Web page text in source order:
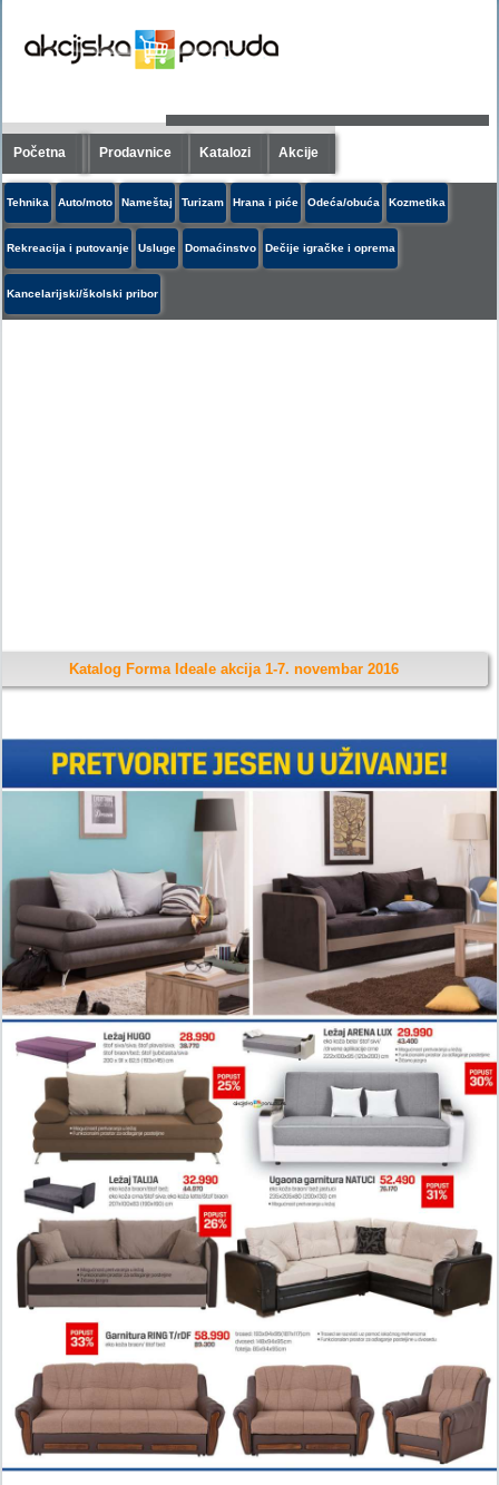
Početna Prodavnice Katalozi Akcije
Tehnika Auto/moto Nameštaj Turizam Hrana i piće Odeća/obuća Kozmetika
Rekreacija i putovanje Usluge Domaćinstvo Dečije igračke i oprema
Kancelarijski/školski pribor
Katalog Forma Ideale akcija 1-7. novembar 2016